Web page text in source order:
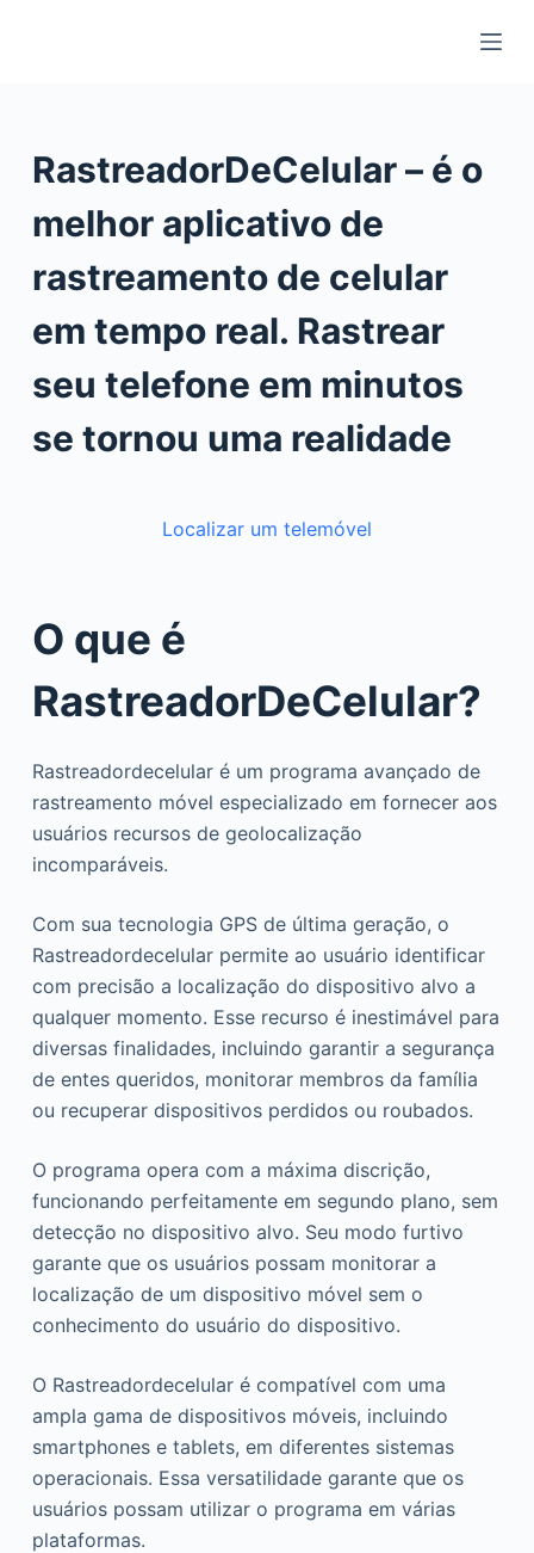
o
c
n
e
RastreadorDeCelular – é o
melhor aplicativo de
rastreamento de celular
em tempo real. Rastrear
seu telefone em minutos
se tornou uma realidade
Localizar um telemóvel
O que é
RastreadorDeCelular?
Rastreadordecelular é um programa avançado de
rastreamento móvel especializado em fornecer aos
usuários recursos de geolocalização
incomparáveis.
Com sua tecnologia GPS de última geração, o
Rastreadordecelular permite ao usuário identificar
com precisão a localização do dispositivo alvo a
qualquer momento. Esse recurso é inestimável para
diversas finalidades, incluindo garantir a segurança
de entes queridos, monitorar membros da família
ou recuperar dispositivos perdidos ou roubados.
O programa opera com a máxima discrição,
funcionando perfeitamente em segundo plano, sem
detecção no dispositivo alvo. Seu modo furtivo
garante que os usuários possam monitorar a
localização de um dispositivo móvel sem o
conhecimento do usuário do dispositivo.
O Rastreadordecelular é compatível com uma
ampla gama de dispositivos móveis, incluindo
smartphones e tablets, em diferentes sistemas
operacionais. Essa versatilidade garante que os
usuários possam utilizar o programa em várias
plataformas.